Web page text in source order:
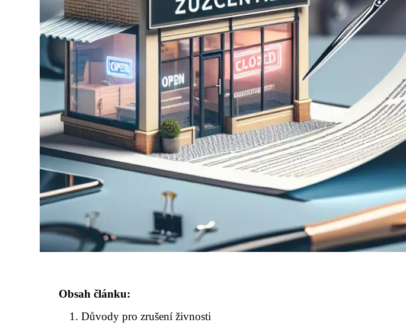
Obsah článku:
Důvody pro zrušení živnosti